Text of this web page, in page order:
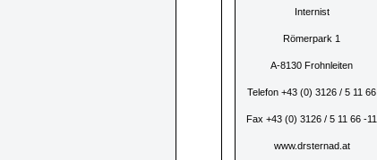
Internist
Römerpark 1
A-8130 Frohnleiten
Telefon +43 (0) 3126 / 5 11 66
Fax +43 (0) 3126 / 5 11 66 -11
www.drsternad.at